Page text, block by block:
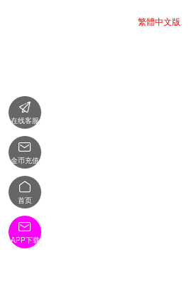
繁體中文版

在线客服

金币充值

首页

APP下载